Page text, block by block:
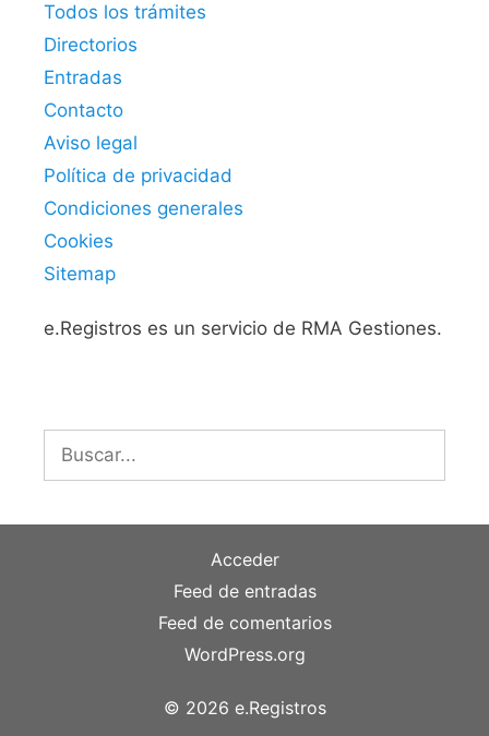
Todos los trámites
Directorios
Entradas
Contacto
Aviso legal
Política de privacidad
Condiciones generales
Cookies
Sitemap
e.Registros es un servicio de RMA Gestiones.
Buscar:
Acceder
Feed de entradas
Feed de comentarios
WordPress.org
© 2026 e.Registros